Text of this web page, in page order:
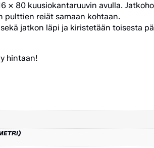
x 80 kuusiokantaruuvin avulla.
pulttien reiät samaan kohtaan.
jatkon läpi ja kiristetään toisesta
hintaan!